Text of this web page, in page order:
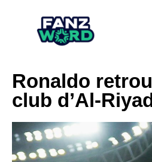
Ronaldo
club d’Al-